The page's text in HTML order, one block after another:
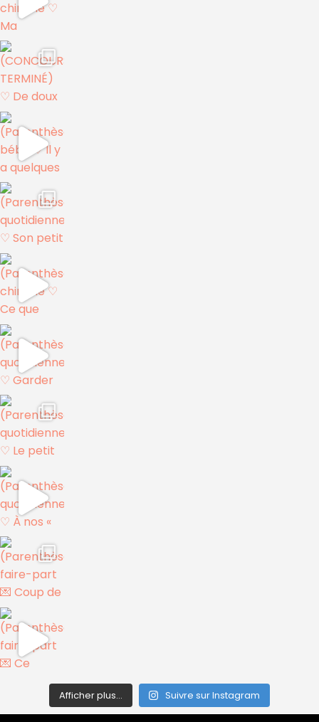
Afficher plus... Suivre sur Instagram